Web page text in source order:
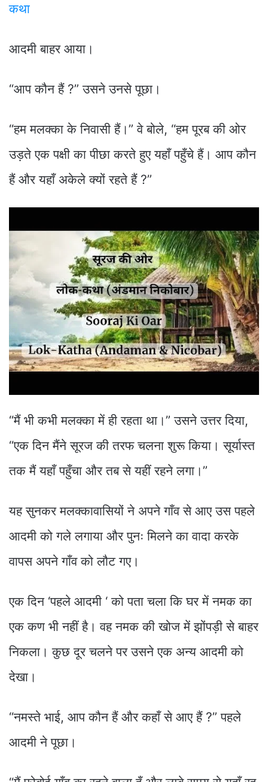
कथा
आदमी बाहर आया।
“आप कौन हैं ?” उसने उनसे पूछा।
“हम मलक्का के निवासी हैं।” वे बोले, “हम पूरब की ओर
उड़ते एक पक्षी का पीछा करते हुए यहाँ पहुँचे हैं। आप कौन
हैं और यहाँ अकेले क्यों रहते हैं ?”
“मैं भी कभी मलक्का में ही रहता था।” उसने उत्तर दिया,
“एक दिन मैंने सूरज की तरफ चलना शुरू किया। सूर्यास्त
तक मैं यहाँ पहुँचा और तब से यहीं रहने लगा।”
यह सुनकर मलक्कावासियों ने अपने गाँव से आए उस पहले
आदमी को गले लगाया और पुनः मिलने का वादा करके
वापस अपने गाँव को लौट गए।
एक दिन ‘पहले आदमी ‘ को पता चला कि घर में नमक का
एक कण भी नहीं है। वह नमक की खोज में झोंपड़ी से बाहर
निकला। कुछ दूर चलने पर उसने एक अन्य आदमी को
देखा।
“नमस्ते भाई, आप कौन हैं और कहाँ से आए हैं ?” पहले
आदमी ने पूछा।